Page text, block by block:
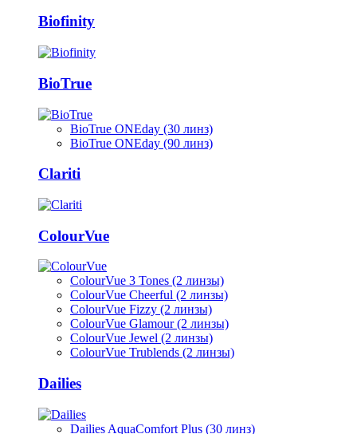
Biofinity
BioTrue
BioTrue ONEday (30 линз)
BioTrue ONEday (90 линз)
Clariti
ColourVue
ColourVue 3 Tones (2 линзы)
ColourVue Cheerful (2 линзы)
ColourVue Fizzy (2 линзы)
ColourVue Glamour (2 линзы)
ColourVue Jewel (2 линзы)
ColourVue Trublends (2 линзы)
Dailies
Dailies AquaComfort Plus (30 линз)